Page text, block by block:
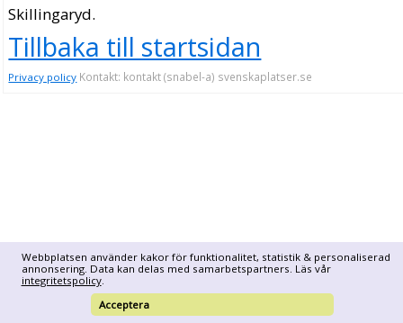
Webbplatsen använder kakor för funktionalitet, statistik & personaliserad
annonsering. Data kan delas med samarbetspartners. Läs vår
integritetspolicy.
Acceptera
Skillingaryd.
Tillbaka till startsidan
Privacy policy Kontakt: kontakt (snabel-a) svenskaplatser.se